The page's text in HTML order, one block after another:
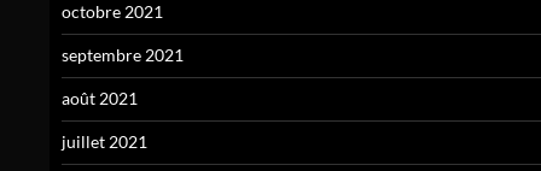
octobre 2021
septembre 2021
août 2021
juillet 2021